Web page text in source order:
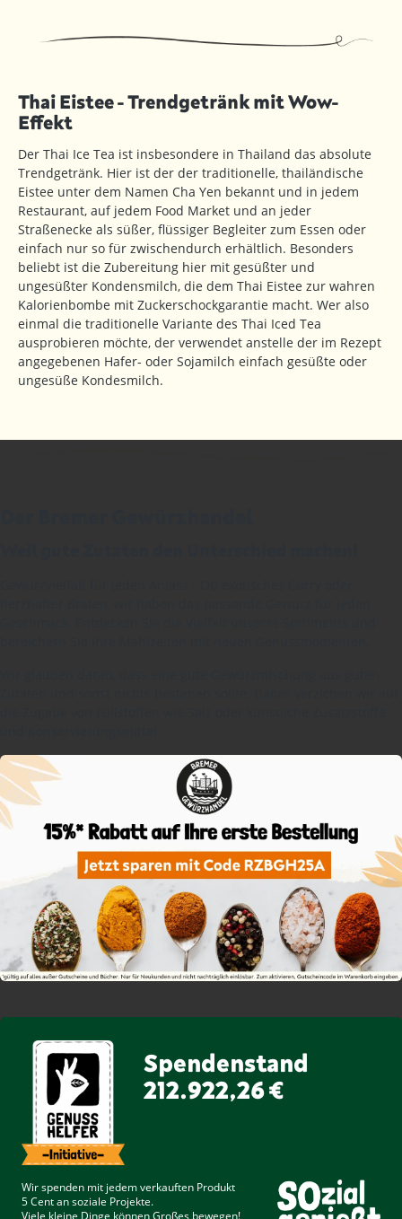
Thai Eistee - Trendgetränk mit Wow-
Effekt
Der Thai Ice Tea ist insbesondere in Thailand das absolute
Trendgetränk. Hier ist der der traditionelle, thailändische
Eistee unter dem Namen Cha Yen bekannt und in jedem
Restaurant, auf jedem Food Market und an jeder
Straßenecke als süßer, flüssiger Begleiter zum Essen oder
einfach nur so für zwischendurch erhältlich. Besonders
beliebt ist die Zubereitung hier mit gesüßter und
ungesüßter Kondensmilch, die dem Thai Eistee zur wahren
Kalorienbombe mit Zuckerschockgarantie macht. Wer also
einmal die traditionelle Variante des Thai Iced Tea
ausprobieren möchte, der verwendet anstelle der im Rezept
angegebenen Hafer- oder Sojamilch einfach gesüßte oder
ungesüße Kondesmilch.
Spendenstand
212.922,26 €
Wir spenden mit jedem verkauften Produkt
5 Centan soziale Projekte.
Viele kleine Dinge können Großes bewegen!